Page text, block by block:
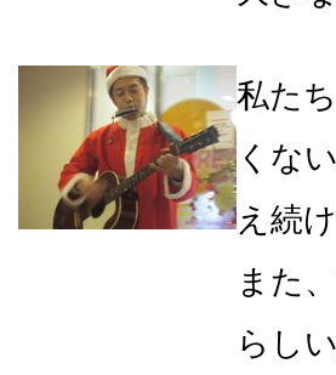
私た
くな
え続
また
らし